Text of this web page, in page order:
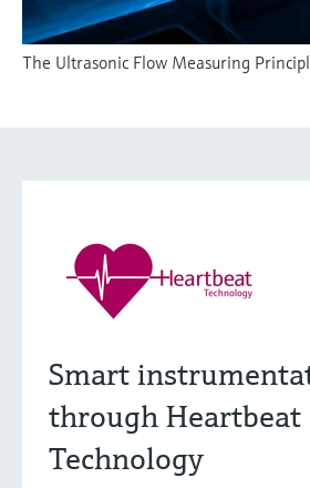
The Ultrasonic Flow Measuring
Smart
through Heartbeat
Technology